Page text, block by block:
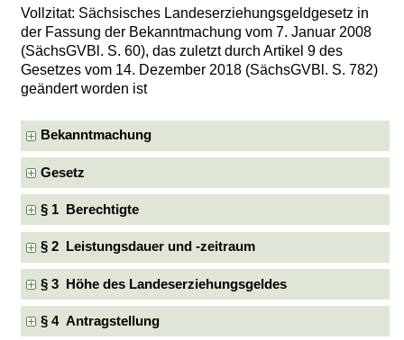
Vollzitat: Sächsisches Landeserziehungsgeldgesetz in
der Fassung der Bekanntmachung vom 7. Januar 2008
(SächsGVBl. S. 60), das zuletzt durch Artikel 9 des
Gesetzes vom 14. Dezember 2018 (SächsGVBl. S. 782)
geändert worden ist
Bekanntmachung
Gesetz
§ 1 Berechtigte
§ 2 Leistungsdauer und -zeitraum
§ 3 Höhe des Landeserziehungsgeldes
§ 4 Antragstellung